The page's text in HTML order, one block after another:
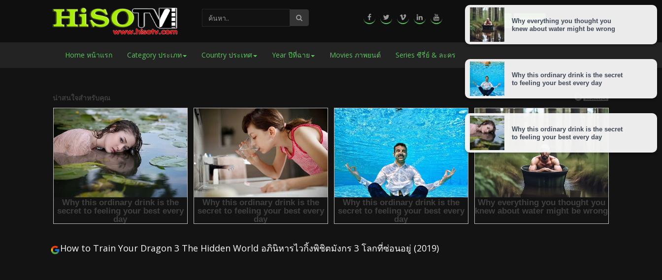
LOGIN SIGNUP
Home หน้าแรก Category ประเภท Country ประเทศ Year ปีที่ฉาย Movies ภาพยนต์ Series ซีรี่ย์ & ละคร
How to Train Your Dragon 3 The Hidden World อภินิหารไวกิ้งพิชิตมังกร 3 โลกที่ซ่อนอยู่ (2019)